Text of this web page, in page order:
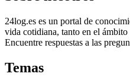
24log.es es un portal de
vida cotidiana, tanto en el
Encuentre respuestas a las
Temas